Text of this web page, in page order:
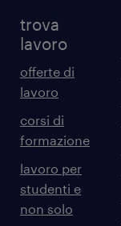
trova
lavoro
offerte di
lavoro
corsi di
formazione
lavoro per
studenti e
non solo